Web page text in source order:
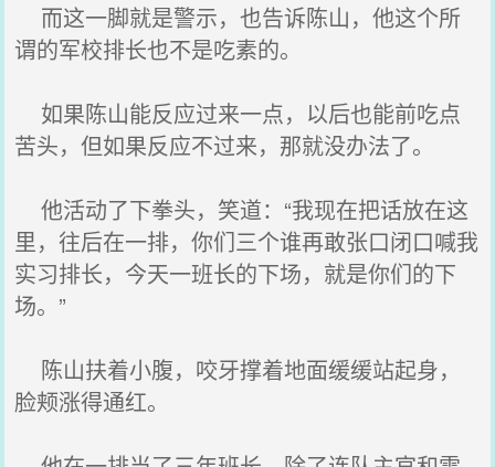
而这一脚就是警示，也告诉陈山，他这个所
谓的军校排长也不是吃素的。
如果陈山能反应过来一点，以后也能前吃点
苦头，但如果反应不过来，那就没办法了。
他活动了下拳头，笑道：“我现在把话放在这
里，往后在一排，你们三个谁再敢张口闭口喊我
实习排长，今天一班长的下场，就是你们的下
场。”
陈山扶着小腹，咬牙撑着地面缓缓站起身，
脸颊涨得通红。